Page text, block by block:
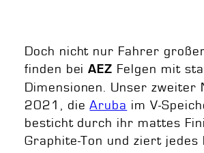
Doch nicht nur Fahrer
finden beiAEZ Felgen mit
Dimensionen. Unser zweiter
2021, dieAruba im V-
besticht durch ihr mattes
Graphite-Ton und ziert jedes